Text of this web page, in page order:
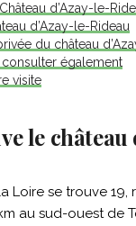
d’Azay-le-
d’Azay-le-Rideau
du château
consulter également
visite
le château
Loire se trouve 19,
au sud-ouest de